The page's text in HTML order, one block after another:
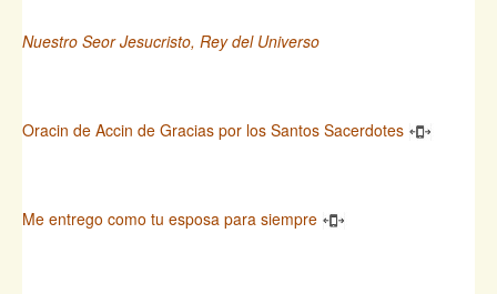
Nuestro Seor Jesucristo, Rey del Universo
Oracin de Accin de Gracias por los Santos Sacerdotes
Me entrego como tu esposa para siempre